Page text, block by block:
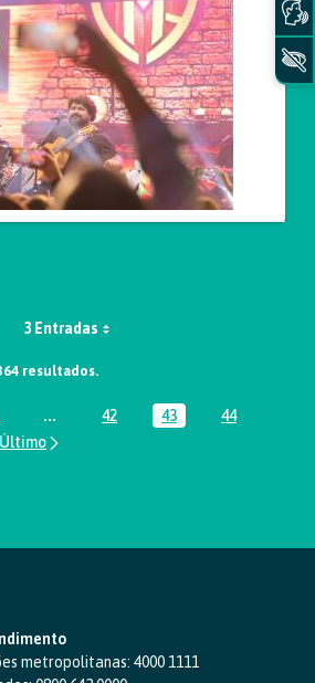
3 Entradas
resultados.
...Páginas intermediárias Usar ABA
Página
42 Página
43 Página
44
Usar ABA para navegar.
metropolitanas: 4000 1111